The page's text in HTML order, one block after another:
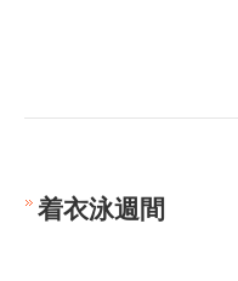
着衣泳週間